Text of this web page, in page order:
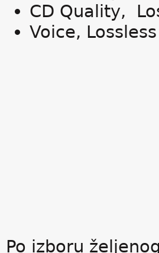
CD Quality,
Voice,
Po izboru